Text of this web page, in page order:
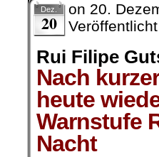
Dez.
20
on 20.
Rui Filipe
Nach
heute
Warnstufe
Nacht